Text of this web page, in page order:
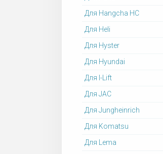
Для Hangcha HC
Для Heli
Для Hyster
Для Hyundai
Для I-Lift
Для JAC
Для Jungheinrich
Для Komatsu
Для Lema